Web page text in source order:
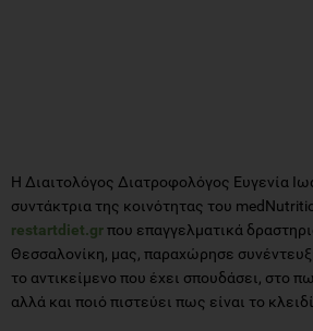
Η Διαιτολόγος Διατροφολόγος Ευγενία
συντάκτρια της κοινότητας του
restartdiet.grπου επαγγελματικά
Θεσσαλονίκη, μας, παραχώρησε
το αντικείμενο που έχει σπουδάσει, στο
αλλά και ποιό πιστεύει πως είναι το